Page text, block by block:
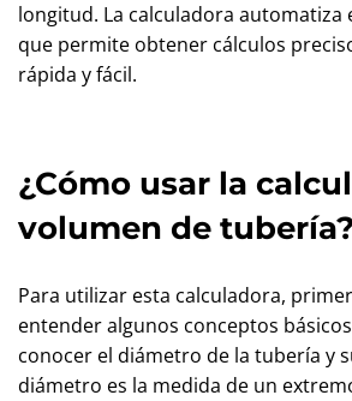
longitud. La calculadora automatiza
que permite obtener cálculos
rápida y fácil.
¿Cómo usar la
volumen de tubería?
Para utilizar esta calculadora,
entender algunos conceptos
conocer el diámetro de la tubería y
diámetro es la medida de un